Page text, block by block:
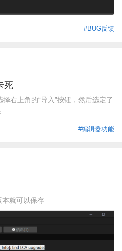
#BUG反馈
死
右上角的“导入”按钮，然后选定了
#编辑器功能
就可以保存